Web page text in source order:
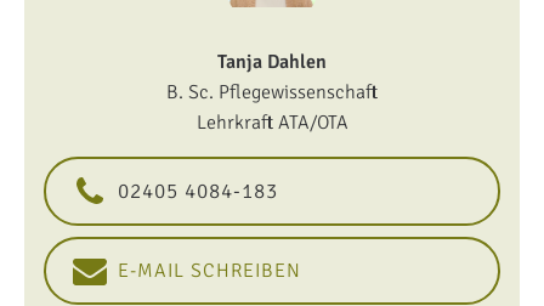
Tanja Dahlen
B. Sc. Pflegewissenschaft
Lehrkraft ATA/OTA
02405 4084-183
E-MAIL SCHREIBEN